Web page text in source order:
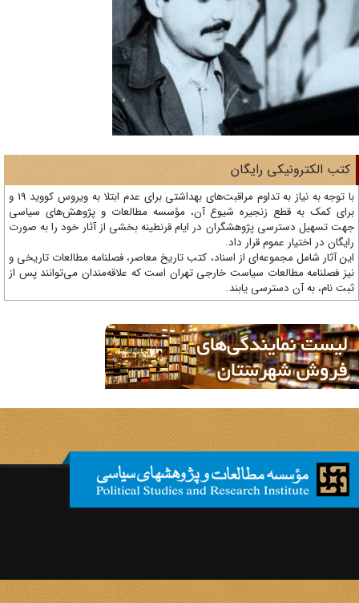
الکترونیکی رایگان
با توجه به نیاز به تداوم مراقبت‌های بهداشتی برای عدم ابتلا به ویروس کووید 19 و
کمک به قطع زنجیره شیوع آن، مؤسسه مطالعات و پژوهش‌های سیاسی
تسهیل دسترسی پژوهشگران در ایام قرنطینه بخشی از آثار خود را به صورت
در اختیار عموم قرار داد.
آثار شامل مجموعه‌ای از اسناد، کتب تاریخ معاصر، فصلنامه‌ مطالعات تاریخی و
فصلنامه مطالعات سیاست خارجی تهران است که علاقه‌مندان می‌توانند پس از
نام، به آن دسترسی یابند.